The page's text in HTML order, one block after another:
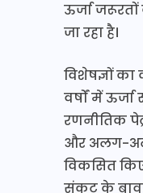
ऊर्जा
जा रहा है।
विशेषज्ञों
वर्षों में
रणनीतिक
और अलग-
विकसित
संकट के